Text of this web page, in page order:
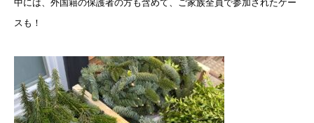
中には、外国籍の保護者の方も含めて、ご家族全員で参加されたケー
スも！